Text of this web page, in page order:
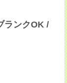
ランクOK /